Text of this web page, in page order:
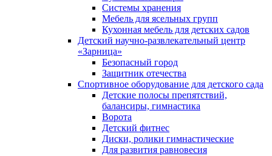
Системы хранения
Мебель для ясельных групп
Кухонная мебель для детских садов
Детский научно-развлекательный центр
«Зарница»
Безопасный город
Защитник отечества
Спортивное оборудование для детского сада
Детские полосы препятствий,
балансиры, гимнастика
Ворота
Детский фитнес
Диски, ролики гимнастические
Для развития равновесия